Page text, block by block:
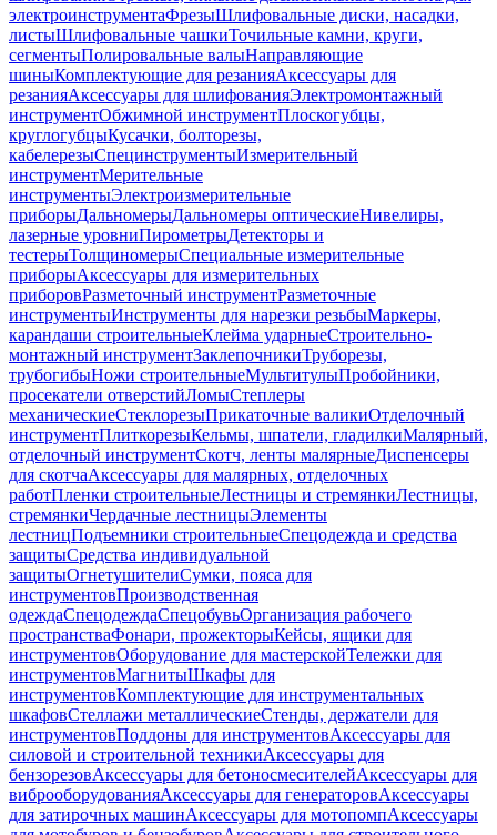
электроинструментаФрезыШлифовальные диски, насадки,
листыШлифовальные чашкиТочильные камни, круги,
сегментыПолировальные валыНаправляющие
шиныКомплектующие для резанияАксессуары для
резанияАксессуары для шлифованияЭлектромонтажный
инструментОбжимной инструментПлоскогубцы,
круглогубцыКусачки, болторезы,
кабелерезыСпецинструментыИзмерительный
инструментМерительные
инструментыЭлектроизмерительные
приборыДальномерыДальномеры оптическиеНивелиры,
лазерные уровниПирометрыДетекторы и
тестерыТолщиномерыСпециальные измерительные
приборыАксессуары для измерительных
приборовРазметочный инструментРазметочные
инструментыИнструменты для нарезки резьбыМаркеры,
карандаши строительныеКлейма ударныеСтроительно-
монтажный инструментЗаклепочникиТруборезы,
трубогибыНожи строительныеМультитулыПробойники,
просекатели отверстийЛомыСтеплеры
механическиеСтеклорезыПрикаточные валикиОтделочный
инструментПлиткорезыКельмы, шпатели, гладилкиМалярный,
отделочный инструментСкотч, ленты малярныеДиспенсеры
для скотчаАксессуары для малярных, отделочных
работПленки строительныеЛестницы и стремянкиЛестницы,
стремянкиЧердачные лестницыЭлементы
лестницПодъемники строительныеСпецодежда и средства
защитыСредства индивидуальной
защитыОгнетушителиСумки, пояса для
инструментовПроизводственная
одеждаСпецодеждаСпецобувьОрганизация рабочего
пространстваФонари, прожекторыКейсы, ящики для
инструментовОборудование для мастерскойТележки для
инструментовМагнитыШкафы для
инструментовКомплектующие для инструментальных
шкафовСтеллажи металлическиеСтенды, держатели для
инструментовПоддоны для инструментовАксессуары для
силовой и строительной техникиАксессуары для
бензорезовАксессуары для бетоносмесителейАксессуары для
виброоборудованияАксессуары для генераторовАксессуары
для затирочных машинАксессуары для мотопомпАксессуары